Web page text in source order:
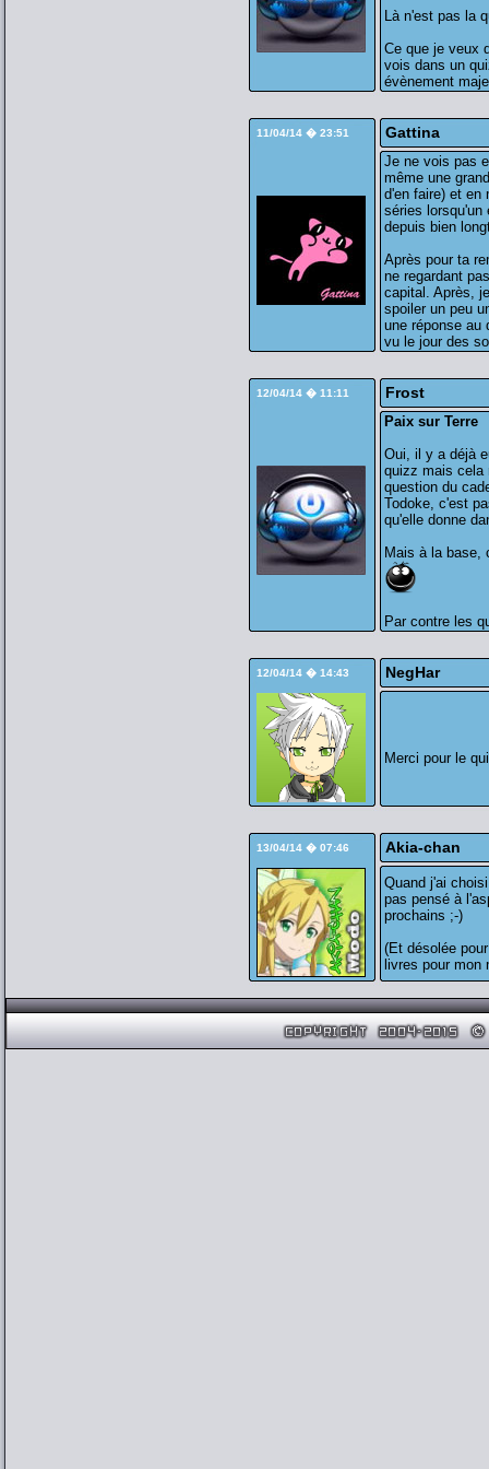
Là n'est pas la
Ce que je veux
vois dans un
évènement
11/04/14 � 23:51 Gattina
Je ne vois pas
même une
d'en faire) et en
séries lorsqu'un
depuis bien
Après pour ta
ne regardant
capital. Après,
spoiler un peu
une réponse au
vu le jour des
12/04/14 � 11:11 Frost
Paix sur Terre
Oui, il y a déjà
quizz mais cela
question du
Todoke, c'est
qu'elle donne
Mais à la base,
Par contre les
12/04/14 � 14:43 NegHar
Merci pour le
13/04/14 � 07:46 Akia-chan
Quand j'ai
pas pensé à
prochains ;-)
(Et désolée
livres pour mon